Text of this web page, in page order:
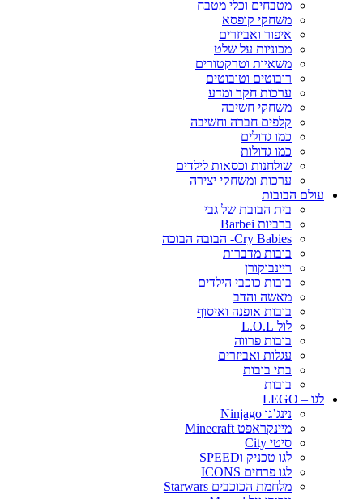
מטבחים וכלי מטבח
משחקי קופסא
איפור ואביזרים
מכוניות על שלט
משאיות וטרקטורים
רובוטים וטובוטים
ערכות חקר ומדע
משחקי חשיבה
קלפים חברה וחשיבה
כמו גדולים
כמו גדולות
שולחנות וכסאות לילדים
ערכות ומשחקי יצירה
עולם הבובות
בית הבובת של גבי
ברביות Barbei
Cry Babies- הבובה הבוכה
בובות מדברות
ריינבוקורן
בובות כוכבי הילדים
מאשה והדב
בובות אופנה ואיסוף
לול L.O.L
בובות פרווה
עגלות ואביזרים
בתי בובות
בובות
לגו – LEGO
נינג’גו Ninjago
מיינקראפט Minecraft
סיטי City
לגו טכניק וSPEED
לגו פרחים ICONS
מלחמת הכוכבים Starwars